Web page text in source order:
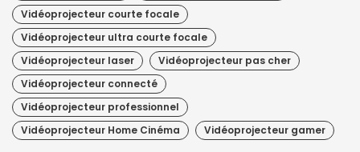
Vidéoprojecteur courte focale
Vidéoprojecteur ultra courte focale
Vidéoprojecteur laser
Vidéoprojecteur pas cher
Vidéoprojecteur connecté
Vidéoprojecteur professionnel
Vidéoprojecteur Home Cinéma
Vidéoprojecteur gamer